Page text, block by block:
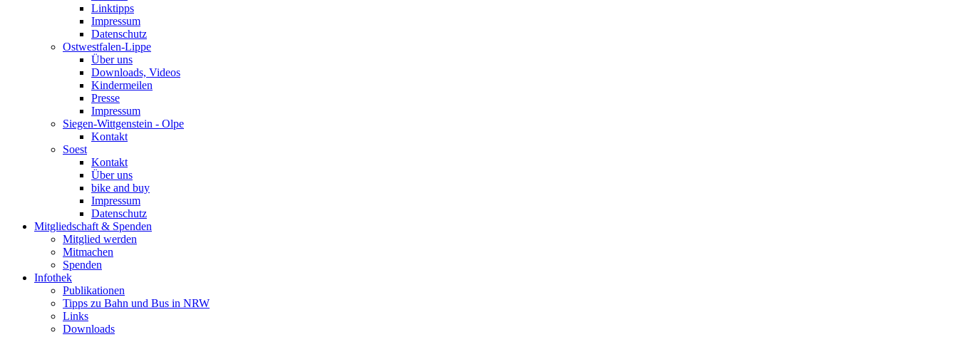
Linktipps
Impressum
Datenschutz
Ostwestfalen-Lippe
Über uns
Downloads, Videos
Kindermeilen
Presse
Impressum
Siegen-Wittgenstein - Olpe
Kontakt
Soest
Kontakt
Über uns
bike and buy
Impressum
Datenschutz
Mitgliedschaft & Spenden
Mitglied werden
Mitmachen
Spenden
Infothek
Publikationen
Tipps zu Bahn und Bus in NRW
Links
Downloads